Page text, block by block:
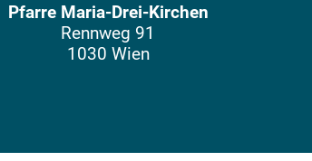
Pfarre Maria-Drei-Kirchen
Rennweg 91
1030 Wien